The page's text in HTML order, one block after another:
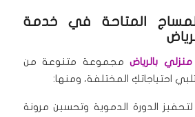
المتاحة في خدمة
بالرياضمجموعة متنوعة من
احتياجاتكِ المختلفة، ومنها:
الدورة الدموية وتحسين مرونة